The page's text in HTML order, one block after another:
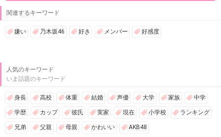
関連するキーワード
嫌い 乃木坂46 好き メンバー 好感度
人気のキーワード
いま話題のキーワード
身長 高校 体重 結婚 声優 大学 家族 中学
学歴 カップ 彼氏 実家 現在 小学校 ランキング
兄弟 父親 母親 かわいい AKB48